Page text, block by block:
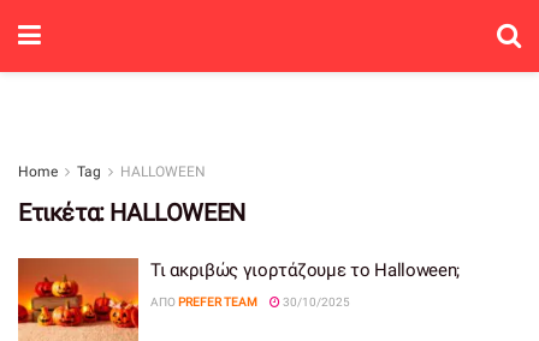
Home Tag HALLOWEEN
Ετικέτα: HALLOWEEN
Τι ακριβώς γιορτάζουμε το Halloween;
ΑΠΌ PREFER TEAM 30/10/2025